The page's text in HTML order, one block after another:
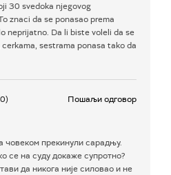
30 svedoka njegovog
znaci da se ponasao prema
neprijatno. Da li biste voleli da se
sestrama ponasa tako da
Пошаљи одговор
човеком прекинули сарадњу.
се на суду докаже супротно?
да никога није силовао и не